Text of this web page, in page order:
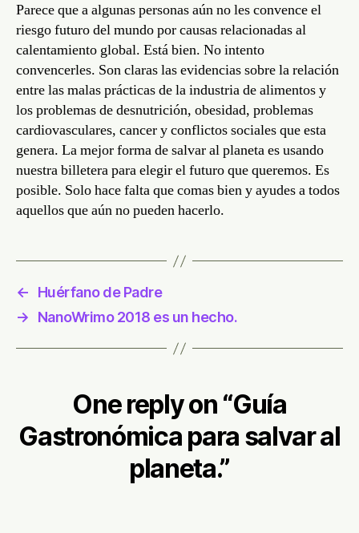
Parece que a algunas personas aún no les convence el
riesgo futuro del mundo por causas relacionadas al
calentamiento global. Está bien. No intento
convencerles. Son claras las evidencias sobre la relación
entre las malas prácticas de la industria de alimentos y
los problemas de desnutrición, obesidad, problemas
cardiovasculares, cancer y conflictos sociales que esta
genera. La mejor forma de salvar al planeta es usando
nuestra billetera para elegir el futuro que queremos. Es
posible. Solo hace falta que comas bien y ayudes a todos
aquellos que aún no pueden hacerlo.
←
Huérfano de Padre
→
NanoWrimo 2018 es un hecho.
One reply on “Guía
Gastronómica para salvar al
planeta.”